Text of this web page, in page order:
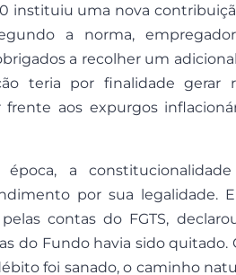
instituiu uma nova
a norma,
a recolher um
teria por finalidade gerar
aos expurgos
época, a
por sua legalidade.
contas do FGTS,
do Fundo havia sido quitado.
foi sanado, o caminho